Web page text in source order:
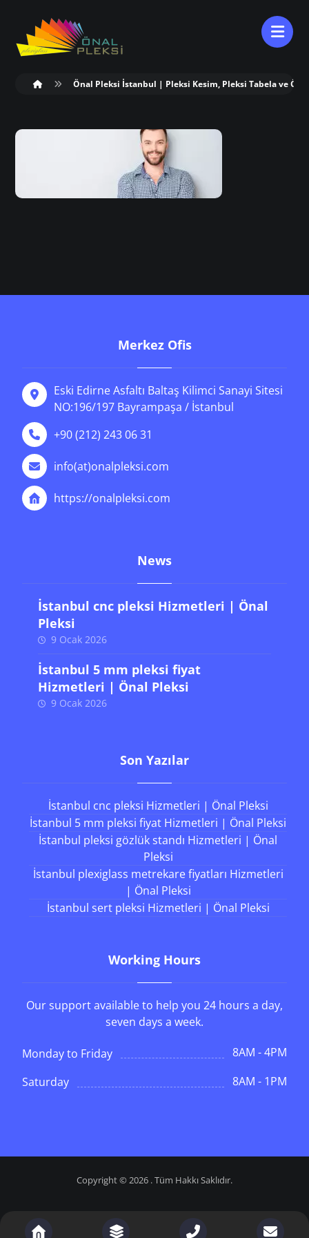
Önal Pleksi İstanbul | Pleksi Kesim, Pleksi Tabela ve
Merkez Ofis
Eski Edirne Asfaltı Baltaş Kilimci Sanayi Sitesi
NO:196/197 Bayrampaşa / İstanbul
+90 (212) 243 06 31
info(at)onalpleksi.com
https://onalpleksi.com
News
İstanbul cnc pleksi Hizmetleri | Önal
Pleksi
9 Ocak 2026
İstanbul 5 mm pleksi fiyat
Hizmetleri | Önal Pleksi
9 Ocak 2026
Son Yazılar
İstanbul cnc pleksi Hizmetleri | Önal Pleksi
İstanbul 5 mm pleksi fiyat Hizmetleri | Önal Pleksi
İstanbul pleksi gözlük standı Hizmetleri | Önal
Pleksi
İstanbul plexiglass metrekare fiyatları Hizmetleri
| Önal Pleksi
İstanbul sert pleksi Hizmetleri | Önal Pleksi
Working Hours
Our support available to help you 24 hours a day,
seven days a week.
Monday to Friday
8AM - 4PM
Saturday
8AM - 1PM
Copyright © 2026 . Tüm Hakkı Saklıdır.